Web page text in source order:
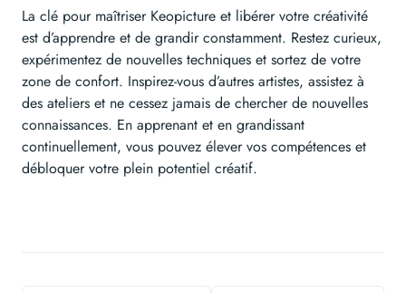
La clé pour maîtriser Keopicture et libérer votre créativité
est d’apprendre et de grandir constamment. Restez curieux,
expérimentez de nouvelles techniques et sortez de votre
zone de confort. Inspirez-vous d’autres artistes, assistez à
des ateliers et ne cessez jamais de chercher de nouvelles
connaissances. En apprenant et en grandissant
continuellement, vous pouvez élever vos compétences et
débloquer votre plein potentiel créatif.